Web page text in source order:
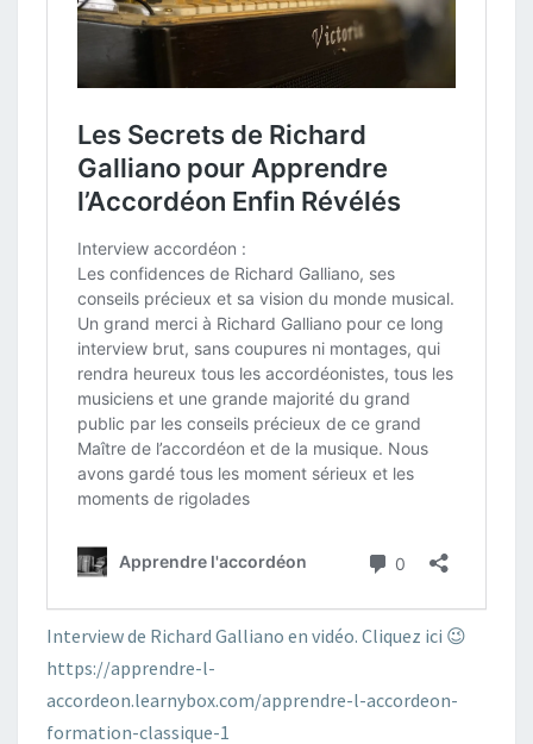
Interview de Richard Galliano en vidéo. Cliquez ici 😉
https://apprendre-l-
accordeon.learnybox.com/apprendre-l-accordeon-
formation-classique-1